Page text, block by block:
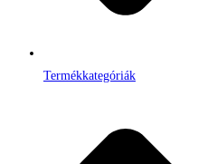
Termékkategóriák